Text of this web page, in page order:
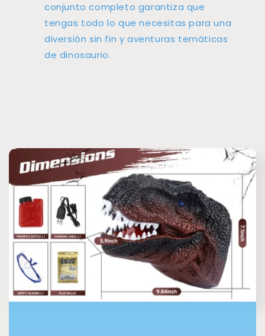
conjunto completo garantiza que
tengas todo lo que necesitas para una
diversión sin fin y aventuras temáticas
de dinosaurio.